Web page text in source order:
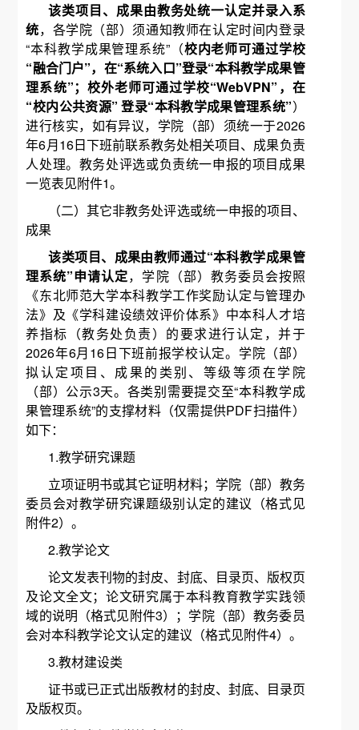
该类项目、成果由教务处统一认定并录入系
统，各学院（部）须通知教师在认定时间内登录
“本科教学成果管理系统”（校内老师可通过学校
“融合门户”，在“系统入口”登录“本科教学成果管
理系统”；校外老师可通过学校“WebVPN”，在
“校内公共资源” 登录“本科教学成果管理系统”）
进行核实，如有异议，学院（部）须统一于2026
年6月16日下班前联系教务处相关项目、成果负责
人处理。教务处评选或负责统一申报的项目成果
一览表见附件1。
（二）其它非教务处评选或统一申报的项目、
成果
该类项目、成果由教师通过“本科教学成果管
理系统”申请认定，学院（部）教务委员会按照
《东北师范大学本科教学工作奖励认定与管理办
法》及《学科建设绩效评价体系》中本科人才培
养指标（教务处负责）的要求进行认定，并于
2026年6月16日下班前报学校认定。学院（部）
拟认定项目、成果的类别、等级等须在学院
（部）公示3天。各类别需要提交至“本科教学成
果管理系统”的支撑材料（仅需提供PDF扫描件）
如下：
1.教学研究课题
立项证明书或其它证明材料；学院（部）教务
委员会对教学研究课题级别认定的建议（格式见
附件2）。
2.教学论文
论文发表刊物的封皮、封底、目录页、版权页
及论文全文；论文研究属于本科教育教学实践领
域的说明（格式见附件3）；学院（部）教务委员
会对本科教学论文认定的建议（格式见附件4）。
3.教材建设类
证书或已正式出版教材的封皮、封底、目录页
及版权页。